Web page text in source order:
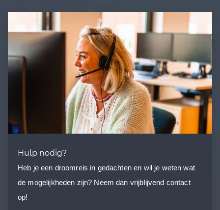
Hulp nodig?
Heb je een droomreis in gedachten en wil je weten wat
de mogelijkheden zijn? Neem dan vrijblijvend contact
op!